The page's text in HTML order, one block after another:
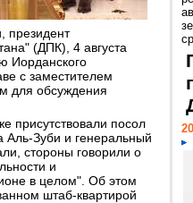
президент
(ДПК), 4 августа
Иорданского
с заместителем
для обсуждения
присутствовали посол
Зуби и генеральный
стороны говорили о
и
в целом". Об этом
штаб-квартирой